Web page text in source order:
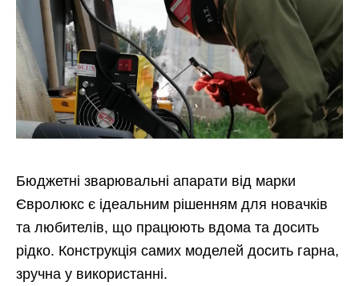
Бюджетні зварювальні апарати від марки
Євролюкс є ідеальним рішенням для новачків
та любителів, що працюють вдома та досить
рідко. Конструкція самих моделей досить гарна,
зручна у використанні.